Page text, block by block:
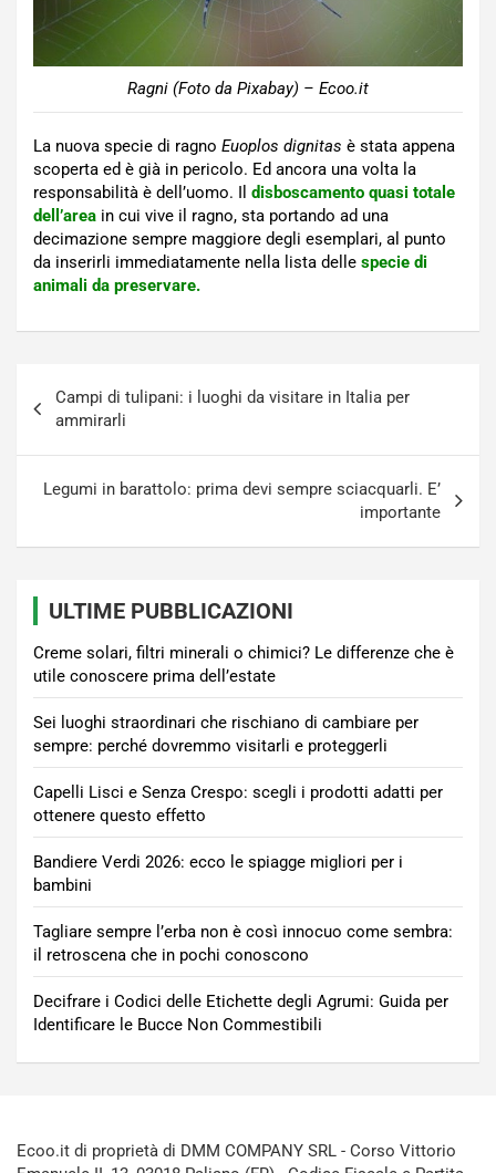
Ragni (Foto da Pixabay) – Ecoo.it
La nuova specie di ragno Euoplos dignitas è stata appena
scoperta ed è già in pericolo. Ed ancora una volta la
responsabilità è dell’uomo. Il disboscamento quasi totale
dell’area in cui vive il ragno, sta portando ad una
decimazione sempre maggiore degli esemplari, al punto
da inserirli immediatamente nella lista delle specie di
animali da preservare.
articoli
Campi di tulipani: i luoghi da visitare in Italia per
ammirarli
Legumi in barattolo: prima devi sempre sciacquarli. E’
importante
ULTIME PUBBLICAZIONI
Creme solari, filtri minerali o chimici? Le differenze che è
utile conoscere prima dell’estate
Sei luoghi straordinari che rischiano di cambiare per
sempre: perché dovremmo visitarli e proteggerli
Capelli Lisci e Senza Crespo: scegli i prodotti adatti per
ottenere questo effetto
Bandiere Verdi 2026: ecco le spiagge migliori per i
bambini
Tagliare sempre l’erba non è così innocuo come sembra:
il retroscena che in pochi conoscono
Decifrare i Codici delle Etichette degli Agrumi: Guida per
Identificare le Bucce Non Commestibili
Ecoo.it di proprietà di DMM COMPANY SRL - Corso Vittorio